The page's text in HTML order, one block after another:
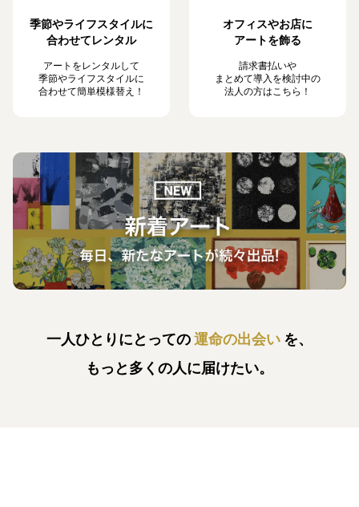
季節やライフスタイルに
合わせてレンタル
アートをレンタルして
季節やライフスタイルに
合わせて簡単模様替え！
オフィスやお店に
アートを飾る
請求書払いや
まとめて導入を検討中の
法人の方はこちら！
一人ひとりにとっての運命の出会い を、
もっと多くの人に届けたい。